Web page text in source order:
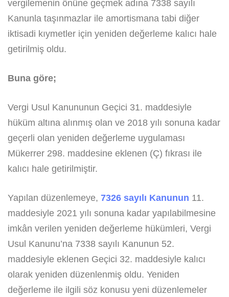
vergilemenin önüne geçmek adına 7338 sayılı
Kanunla taşınmazlar ile amortismana tabi diğer
iktisadi kıymetler için yeniden değerleme kalıcı hale
getirilmiş oldu.
Buna göre;
Vergi Usul Kanununun Geçici 31. maddesiyle
hüküm altına alınmış olan ve 2018 yılı sonuna kadar
geçerli olan yeniden değerleme uygulaması
Mükerrer 298. maddesine eklenen (Ç) fıkrası ile
kalıcı hale getirilmiştir.
Yapılan düzenlemeye, 7326 sayılı Kanunun 11.
maddesiyle 2021 yılı sonuna kadar yapılabilmesine
imkân verilen yeniden değerleme hükümleri, Vergi
Usul Kanunu’na 7338 sayılı Kanunun 52.
maddesiyle eklenen Geçici 32. maddesiyle kalıcı
olarak yeniden düzenlenmiş oldu. Yeniden
değerleme ile ilgili söz konusu yeni düzenlemeler